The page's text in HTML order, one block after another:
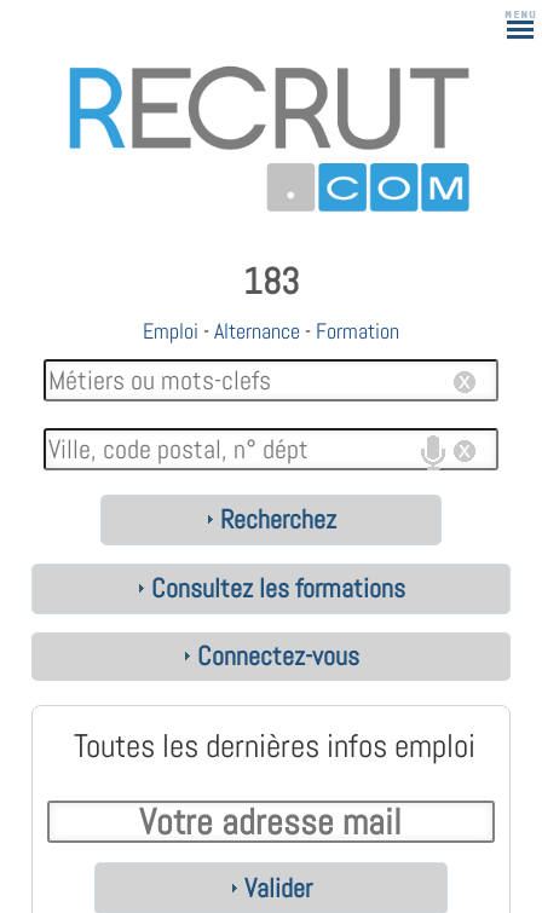
183
Emploi -Alternance - Formation
Recherchez
Consultez les formations
Connectez-vous
Toutes les dernières infos emploi
Valider